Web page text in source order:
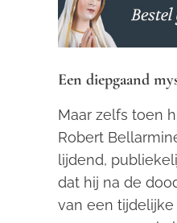
Een diepgaand
Maar zelfs toen
Robert
lijdend,
dat hij na de
van een